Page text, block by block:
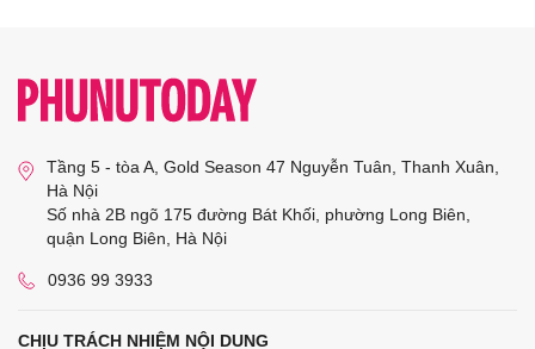
Tầng 5 - tòa A, Gold Season 47 Nguyễn Tuân, Thanh Xuân,
Hà Nội
Số nhà 2B ngõ 175 đường Bát Khối, phường Long Biên,
quận Long Biên, Hà Nội
0936 99 3933
CHỊU TRÁCH NHIỆM NỘI DUNG